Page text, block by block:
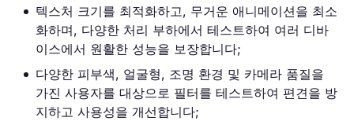
텍스처 크기를 최적화하고, 무거운 애니메이션을 최소
화하며, 다양한 처리 부하에서 테스트하여 여러 디바
이스에서 원활한 성능을 보장합니다;
다양한 피부색, 얼굴형, 조명 환경 및 카메라 품질을
가진 사용자를 대상으로 필터를 테스트하여 편견을 방
지하고 사용성을 개선합니다;